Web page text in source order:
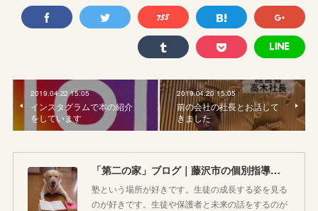
2019.04.22 15:05
インスタグラムで本の紹介
をしています
2019.04.20 15:05
前の会社の社長とお話して
きました
「第二の家」ブログ｜藤沢市の個別指導塾のお話
塾という場所が好きです。生徒の成長する姿を見る
のが好きです。生徒や保護者と未来の話をするのが